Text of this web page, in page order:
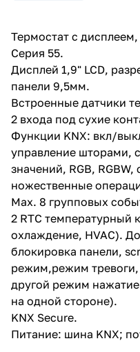
Термостат с
Серия 55.
Дисплей 1,9" LCD,
панели 9,5мм.
Встроенные датчики
2 входа под сухие
Функции KNX: вкл/
управление шторами,
значений, RGB,
ножественные
Max. 8 групповых
2 RTC температурный
охлаждение, HVAC).
блокировка панели,
режим,режим
другой режим
на одной стороне).
KNX Secure.
Питание: шина KNX;